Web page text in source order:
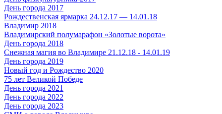
День города 2017
Рождественская ярмарка 24.12.17 — 14.01.18
Владимир 2018
Владимирский полумарафон «Золотые ворота»
День города 2018
Снежная магия во Владимире 21.12.18 - 14.01.19
День города 2019
Новый год и Рождество 2020
75 лет Великой Победе
День города 2021
День города 2022
День города 2023